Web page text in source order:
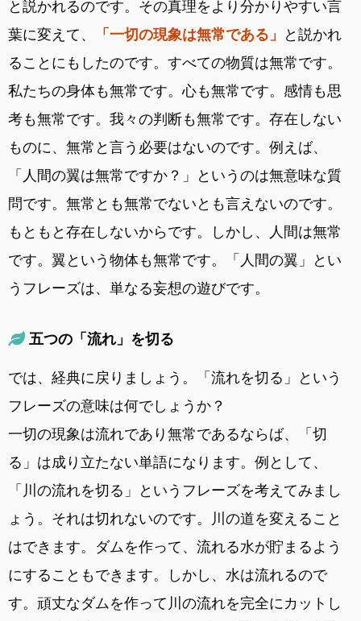
と説かれるのです。その真理をより分かりやすい言
葉に変えて、
「一切の現象は無常である」
と説かれ
ることにもしたのです。すべての物質は無常です。
私たちの身体も無常です。心も無常です。感情も思
考も無常です。我々の判断も無常です。存在しない
ものに、無常と言う必要はないのです。例えば、
「人間の翼は無常ですか？」というのは無意味な質
問です。無常とも無常でないとも言えないのです。
もともと存在しないからです。しかし、人間は無常
です。翼という物体も無常です。「人間の翼」とい
うフレーズは、単なる妄想の遊びです。
五つの「流れ」を切る
では、経典に戻りましょう。「流れを切る」という
フレーズの意味は何でしょうか？
一切の現象は流れであり無常であるならば、「切
る」は成り立たない単語になります。例として、
「川の流れを切る」というフレーズを考えてみまし
ょう。それは切れないのです。川の道を変えること
はできます。ダムを作って、流れる水が貯まるよう
にすることもできます。しかし、水は流れるので
す。頑丈なダムを作って川の流れを完全にカットし